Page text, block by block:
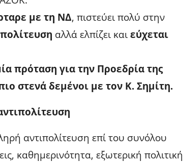
με τη ΝΔ, πιστεύει πολύ στην
αλλά ελπίζει καιεύχεται
πρόταση για την Προεδρία της
στενά δεμένοι με τον Κ. Σημίτη.
αντιπολίτευση επί του συνόλου
καθημερινότητα, εξωτερική πολιτική